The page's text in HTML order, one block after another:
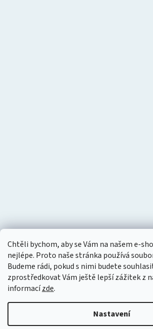
Chtěli bychom, aby se Vám na našem e-
nejlépe. Proto naše stránka používá
Budeme rádi, pokud s nimi budete
zprostředkovat Vám ještě lepší zážitek z
informacízde.
Nastavení
Vytvořil Shoptet